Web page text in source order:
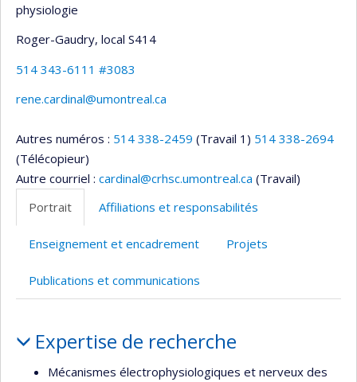
physiologie
Roger-Gaudry, local S414
514 343-6111 #3083
rene.cardinal@umontreal.ca
Autres numéros : 514 338-2459 (Travail 1) 514 338-2694
(Télécopieur)
Autre courriel : cardinal@crhsc.umontreal.ca (Travail)
Portrait
Affiliations et responsabilités
Enseignement et encadrement Projets
Publications et communications
Expertise de recherche
Mécanismes électrophysiologiques et nerveux des